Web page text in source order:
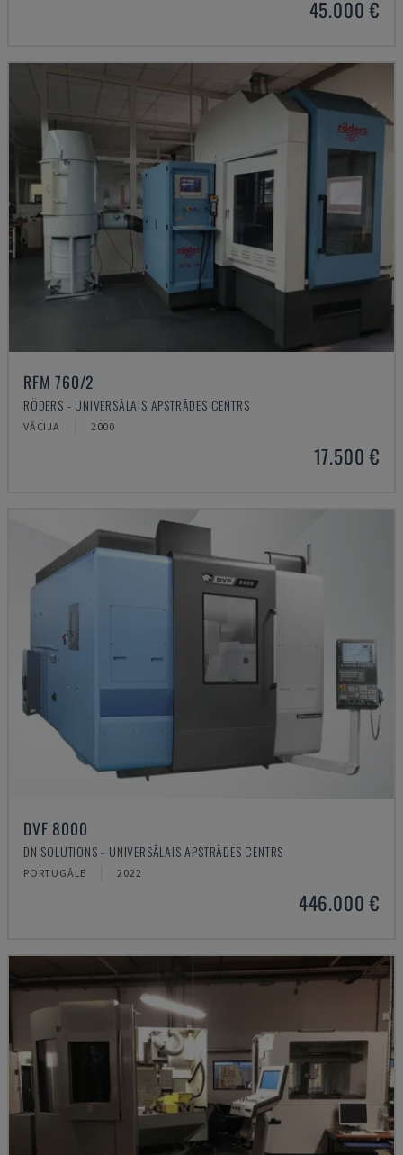
45.000 €
RFM 760/2
RÖDERS - UNIVERSĀLAIS APSTRĀDES CENTRS
VĀCIJA 2000
17.500 €
DVF 8000
DN SOLUTIONS - UNIVERSĀLAIS APSTRĀDES CENTRS
PORTUGĀLE 2022
446.000 €